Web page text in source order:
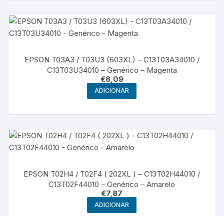
EPSON T03A3 / T03U3 (603XL) – C13T03A34010 /
C13T03U34010 – Genérico – Magenta
€8,09
ADICIONAR
EPSON T02H4 / T02F4 ( 202XL ) – C13T02H44010 /
C13T02F44010 – Genérico – Amarelo
€7,87
ADICIONAR